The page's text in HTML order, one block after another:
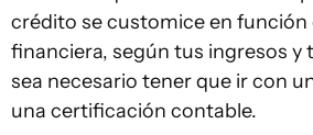
crédito se customice en
financiera, según tus ingresos y
sea necesario tener que ir con
una certificación contable.